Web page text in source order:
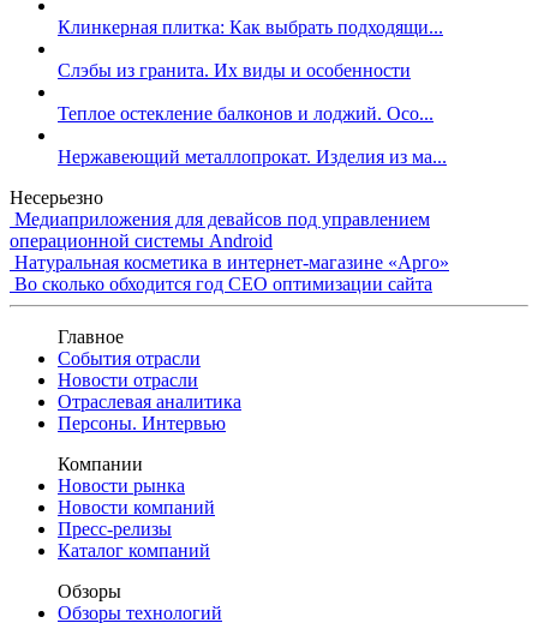
Клинкерная плитка: Как выбрать подходящи...
Слэбы из гранита. Их виды и особенности
Теплое остекление балконов и лоджий. Осо...
Нержавеющий металлопрокат. Изделия из ма...
Несерьезно
Медиаприложения для девайсов под управлением
операционной системы Android
Натуральная косметика в интернет-магазине «Арго»
Во сколько обходится год СЕО оптимизации сайта
Главное
События отрасли
Новости отрасли
Отраслевая аналитика
Персоны. Интервью
Компании
Новости рынка
Новости компаний
Пресс-релизы
Каталог компаний
Обзоры
Обзоры технологий